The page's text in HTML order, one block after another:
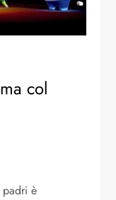
col
padri è